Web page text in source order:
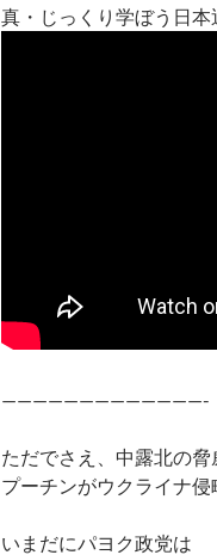
真・じっくり学ぼう日本
—————————————-
ただでさえ、中露北の脅
プーチンがウクライナ侵
いまだにパヨク政党は